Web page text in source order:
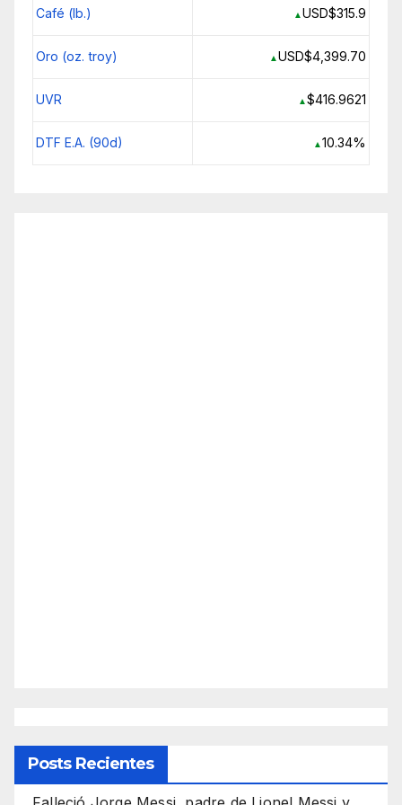
Café (lb.) ▲USD$315.9
Oro (oz. troy) ▲USD$4,399.70
UVR ▲$416.9621
DTF E.A. (90d) ▲10.34%
Posts Recientes